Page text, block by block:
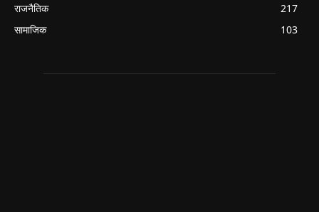
राजनैतिक
217
सामाजिक
103